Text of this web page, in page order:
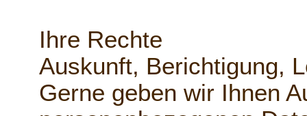
Ihre Rechte
Auskunft, Berichtigung,
Gerne geben wir Ihnen